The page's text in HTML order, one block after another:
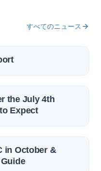
すべてのニュース
the July 4th
Expect
in October &